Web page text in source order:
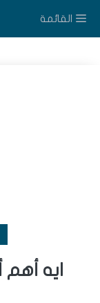
القائمة
ايه أهم